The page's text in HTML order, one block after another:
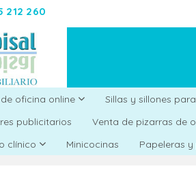
212 260
oficina online Sillas y sillones
publicitarios
Venta de pizarras de
clínico
Minicocinas Papeleras